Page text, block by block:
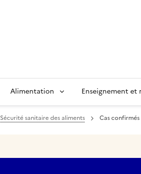
Alimentation Enseignement et
Sécurité sanitaire des aliments Cas